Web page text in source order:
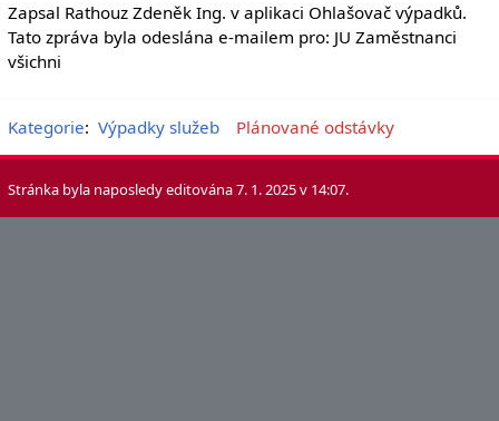
Zapsal Rathouz Zdeněk Ing. v aplikaci Ohlašovač výpadků.
Tato zpráva byla odeslána e-mailem pro: JU Zaměstnanci
všichni
Kategorie: Výpadky služeb Plánované odstávky
Stránka byla naposledy editována 7. 1. 2025 v 14:07.